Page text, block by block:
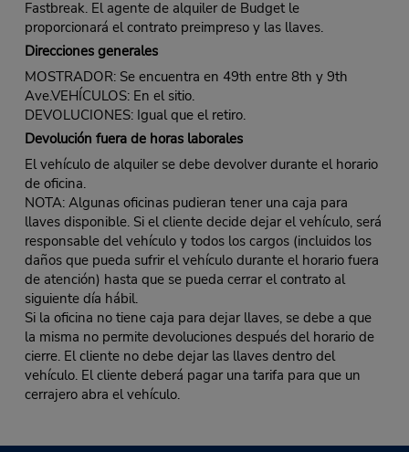
Fastbreak. El agente de alquiler de Budget le
proporcionará el contrato preimpreso y las llaves.
Direcciones generales
MOSTRADOR: Se encuentra en 49th entre 8th y 9th
Ave.VEHÍCULOS: En el sitio.
DEVOLUCIONES: Igual que el retiro.
Devolución fuera de horas laborales
El vehículo de alquiler se debe devolver durante el horario
de oficina.
NOTA: Algunas oficinas pudieran tener una caja para
llaves disponible. Si el cliente decide dejar el vehículo, será
responsable del vehículo y todos los cargos (incluidos los
daños que pueda sufrir el vehículo durante el horario fuera
de atención) hasta que se pueda cerrar el contrato al
siguiente día hábil.
Si la oficina no tiene caja para dejar llaves, se debe a que
la misma no permite devoluciones después del horario de
cierre. El cliente no debe dejar las llaves dentro del
vehículo. El cliente deberá pagar una tarifa para que un
cerrajero abra el vehículo.